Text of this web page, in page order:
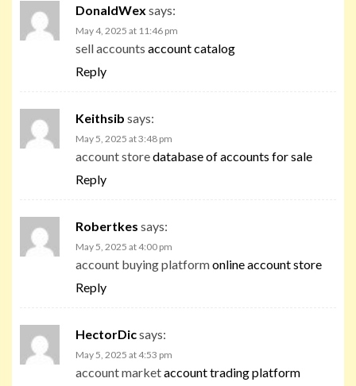
DonaldWex says:
May 4, 2025 at 11:46 pm
sell accounts account catalog
Reply
Keithsib says:
May 5, 2025 at 3:48 pm
account storedatabase of accounts for sale
Reply
Robertkes says:
May 5, 2025 at 4:00 pm
account buying platformonline account store
Reply
HectorDicsays:
May 5, 2025 at 4:53 pm
account marketaccount trading platform